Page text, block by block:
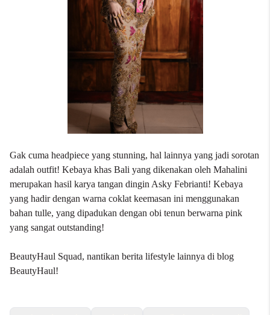
Gak cuma headpiece yang stunning, hal lainnya yang jadi sorotan
adalah outfit! Kebaya khas Bali yang dikenakan oleh Mahalini
merupakan hasil karya tangan dingin Asky Febrianti! Kebaya
yang hadir dengan warna coklat keemasan ini menggunakan
bahan tulle, yang dipadukan dengan obi tenun berwarna pink
yang sangat outstanding!
BeautyHaul Squad, nantikan berita lifestyle lainnya di blog
BeautyHaul!